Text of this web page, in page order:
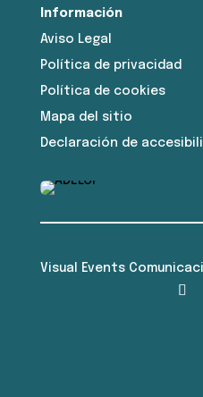
Información
Aviso Legal
Política de privacidad
Política de cookies
Mapa del sitio
Declaración de
Visual Events